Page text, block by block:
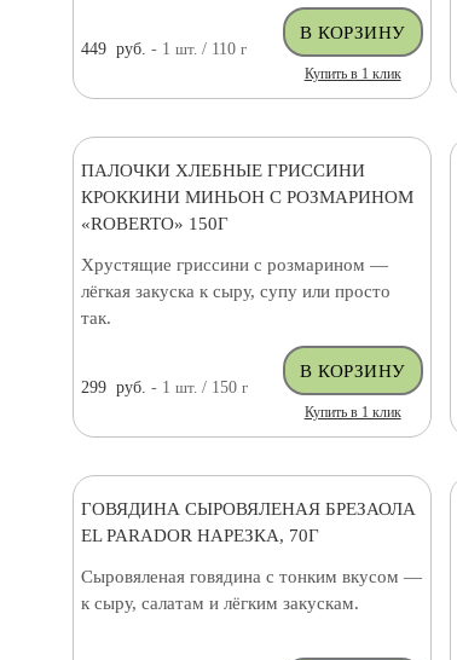
449 руб. - 1 шт. / 110 г
Купить в 1 клик
ПАЛОЧКИ ХЛЕБНЫЕ ГРИССИНИ
КРОККИНИ МИНЬОН С РОЗМАРИНОМ
«ROBERTO» 150Г
Хрустящие гриссини с розмарином —
лёгкая закуска к сыру, супу или просто
так.
299 руб. - 1 шт. / 150 г
Купить в 1 клик
ГОВЯДИНА СЫРОВЯЛЕНАЯ БРЕЗАОЛА
EL PARADOR НАРЕЗКА, 70Г
Сыровяленая говядина с тонким вкусом —
к сыру, салатам и лёгким закускам.